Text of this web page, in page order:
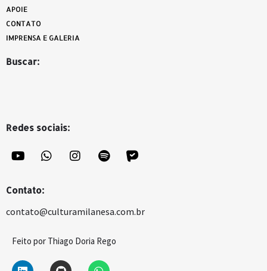
APOIE
CONTATO
IMPRENSA E GALERIA
Buscar:
Redes sociais:
Contato:
contato@culturamilanesa.com.br
Feito por Thiago Doria Rego